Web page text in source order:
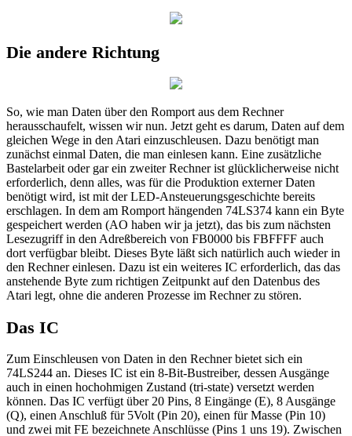
Die andere Richtung
So, wie man Daten über den Romport aus dem Rechner
herausschaufelt, wissen wir nun. Jetzt geht es darum, Daten auf dem
gleichen Wege in den Atari einzuschleusen. Dazu benötigt man
zunächst einmal Daten, die man einlesen kann. Eine zusätzliche
Bastelarbeit oder gar ein zweiter Rechner ist glücklicherweise nicht
erforderlich, denn alles, was für die Produktion externer Daten
benötigt wird, ist mit der LED-Ansteuerungsgeschichte bereits
erschlagen. In dem am Romport hängenden 74LS374 kann ein Byte
gespeichert werden (AO haben wir ja jetzt), das bis zum nächsten
Lesezugriff in den Adreßbereich von FB0000 bis FBFFFF auch
dort verfügbar bleibt. Dieses Byte läßt sich natürlich auch wieder in
den Rechner einlesen. Dazu ist ein weiteres IC erforderlich, das das
anstehende Byte zum richtigen Zeitpunkt auf den Datenbus des
Atari legt, ohne die anderen Prozesse im Rechner zu stören.
Das IC
Zum Einschleusen von Daten in den Rechner bietet sich ein
74LS244 an. Dieses IC ist ein 8-Bit-Bustreiber, dessen Ausgänge
auch in einen hochohmigen Zustand (tri-state) versetzt werden
können. Das IC verfügt über 20 Pins, 8 Eingänge (E), 8 Ausgänge
(Q), einen Anschluß für 5Volt (Pin 20), einen für Masse (Pin 10)
und zwei mit FE bezeichnete Anschlüsse (Pins 1 uns 19). Zwischen